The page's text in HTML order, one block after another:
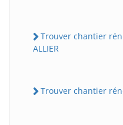
Trouver chantier
ALLIER
Trouver chantier